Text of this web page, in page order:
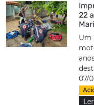
22
Um
07/